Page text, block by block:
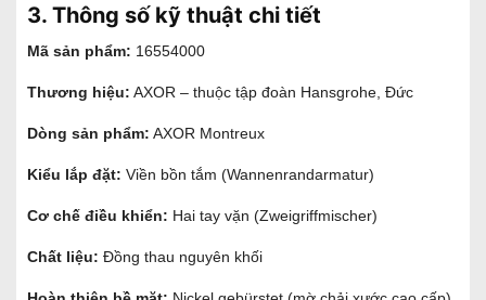
3. Thông số kỹ thuật chi tiết
Mã sản phẩm: 16554000
Thương hiệu: AXOR – thuộc tập đoàn Hansgrohe, Đức
Dòng sản phẩm: AXOR Montreux
Kiểu lắp đặt: Viền bồn tắm (Wannenrandarmatur)
Cơ chế điều khiển: Hai tay vặn (Zweigriffmischer)
Chất liệu: Đồng thau nguyên khối